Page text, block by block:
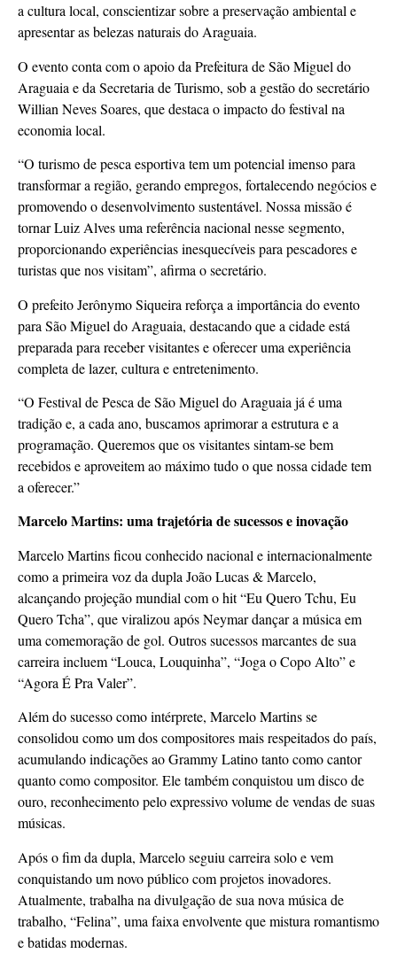
a cultura local, conscientizar sobre a preservação ambiental e
apresentar as belezas naturais do Araguaia.
O evento conta com o apoio da Prefeitura de São Miguel do
Araguaia e da Secretaria de Turismo, sob a gestão do secretário
Willian Neves Soares, que destaca o impacto do festival na
economia local.
“O turismo de pesca esportiva tem um potencial imenso para
transformar a região, gerando empregos, fortalecendo negócios e
promovendo o desenvolvimento sustentável. Nossa missão é
tornar Luiz Alves uma referência nacional nesse segmento,
proporcionando experiências inesquecíveis para pescadores e
turistas que nos visitam”, afirma o secretário.
O prefeito Jerônymo Siqueira reforça a importância do evento
para São Miguel do Araguaia, destacando que a cidade está
preparada para receber visitantes e oferecer uma experiência
completa de lazer, cultura e entretenimento.
“O Festival de Pesca de São Miguel do Araguaia já é uma
tradição e, a cada ano, buscamos aprimorar a estrutura e a
programação. Queremos que os visitantes sintam-se bem
recebidos e aproveitem ao máximo tudo o que nossa cidade tem
a oferecer.”
Marcelo Martins: uma trajetória de sucessos e inovação
Marcelo Martins ficou conhecido nacional e internacionalmente
como a primeira voz da dupla João Lucas & Marcelo,
alcançando projeção mundial com o hit “Eu Quero Tchu, Eu
Quero Tcha”, que viralizou após Neymar dançar a música em
uma comemoração de gol. Outros sucessos marcantes de sua
carreira incluem “Louca, Louquinha”, “Joga o Copo Alto” e
“Agora É Pra Valer”.
Além do sucesso como intérprete, Marcelo Martins se
consolidou como um dos compositores mais respeitados do país,
acumulando indicações ao Grammy Latino tanto como cantor
quanto como compositor. Ele também conquistou um disco de
ouro, reconhecimento pelo expressivo volume de vendas de suas
músicas.
Após o fim da dupla, Marcelo seguiu carreira solo e vem
conquistando um novo público com projetos inovadores.
Atualmente, trabalha na divulgação de sua nova música de
trabalho, “Felina”, uma faixa envolvente que mistura romantismo
e batidas modernas.